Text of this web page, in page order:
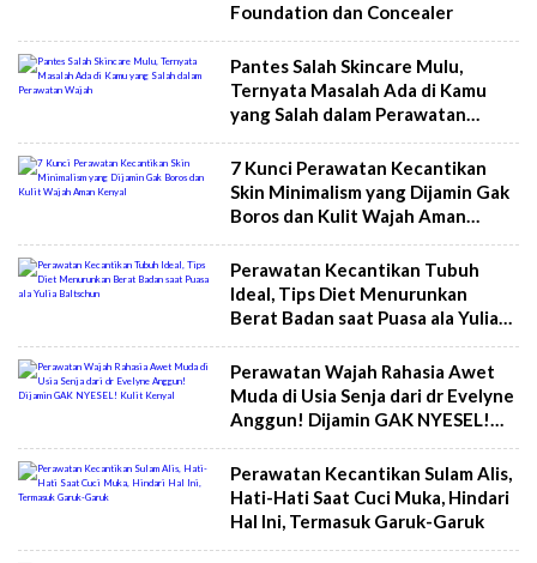
Foundation dan Concealer
Pantes Salah Skincare Mulu,
Ternyata Masalah Ada di Kamu
yang Salah dalam Perawatan
Wajah
7 Kunci Perawatan Kecantikan
Skin Minimalism yang Dijamin Gak
Boros dan Kulit Wajah Aman
Kenyal
Perawatan Kecantikan Tubuh
Ideal, Tips Diet Menurunkan
Berat Badan saat Puasa ala Yulia
Baltschun
Perawatan Wajah Rahasia Awet
Muda di Usia Senja dari dr Evelyne
Anggun! Dijamin GAK NYESEL!
Kulit Kenyal
Perawatan Kecantikan Sulam Alis,
Hati-Hati Saat Cuci Muka, Hindari
Hal Ini, Termasuk Garuk-Garuk